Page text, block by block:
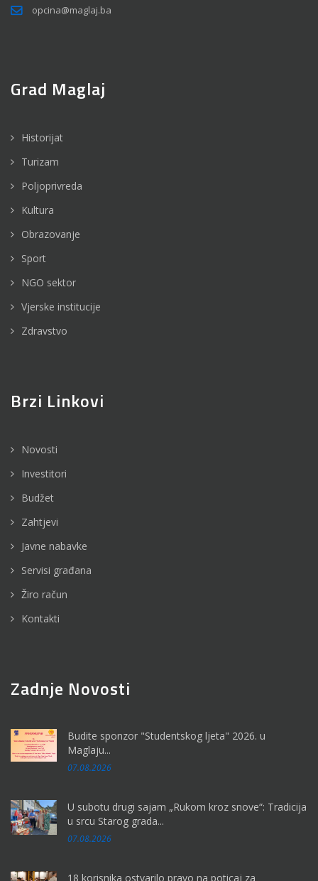
opcina@maglaj.ba
Grad Maglaj
Historijat
Turizam
Poljoprivreda
Kultura
Obrazovanje
Sport
NGO sektor
Vjerske institucije
Zdravstvo
Brzi Linkovi
Novosti
Investitori
Budžet
Zahtjevi
Javne nabavke
Servisi građana
Žiro račun
Kontakti
Zadnje Novosti
Budite sponzor "Studentskog ljeta" 2026. u
Maglaju...
07.08.2026
U subotu drugi sajam „Rukom kroz snove“: Tradicija
u srcu Starog grada...
07.08.2026
18 korisnika ostvarilo pravo na poticaj za